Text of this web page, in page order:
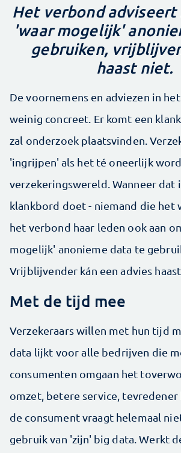
Het verbond adviseert
'waar mogelijk'
gebruiken,
haast niet.
De voornemens en adviezen in
weinig concreet. Er komt een
zal onderzoek plaatsvinden.
'ingrijpen' als het té oneerlijk
verzekeringswereld. Wanneer dat
klankbord doet - niemand die het
het verbond haar leden ook aan
mogelijk' anonieme data te
Vrijblijvender kán een advies
Met de tijd mee
Verzekeraars willen met hun tijd
data lijkt voor alle bedrijven die
consumenten omgaan het
omzet, betere service, tevredener
de consument vraagt helemaal
gebruik van 'zijn' big data. Werkt